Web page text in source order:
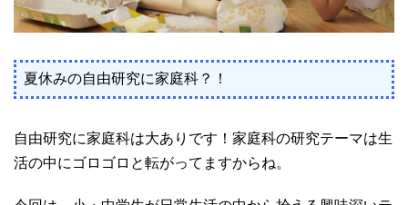
夏休みの自由研究に家庭科？！
自由研究に家庭科は大ありです！家庭科の研究テーマは生
活の中にゴロゴロと転がってますからね。